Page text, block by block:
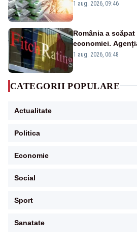
Analiză Realitatea
1 aug. 2026, 09:46
România a
economiei.
„BBB-” cu
1 aug. 2026, 06:48
CATEGORII POPULARE
Actualitate
Politica
Economie
Social
Sport
Sanatate